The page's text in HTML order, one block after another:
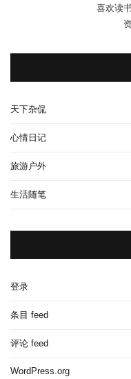
喜欢读
天下杂侃
心情日记
旅游户外
生活随笔
登录
条目 feed
评论 feed
WordPress.org